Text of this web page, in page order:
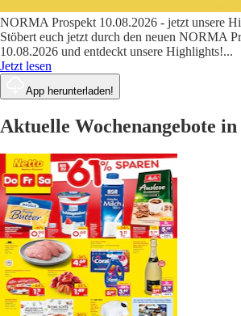
NORMA Prospekt 10.08.2026 - jetzt unsere
Stöbert euch jetzt durch den neuen NORMA
10.08.2026 und entdeckt unsere Highlights!...
Jetzt lesen
App herunterladen!
Aktuelle Wochenangebote